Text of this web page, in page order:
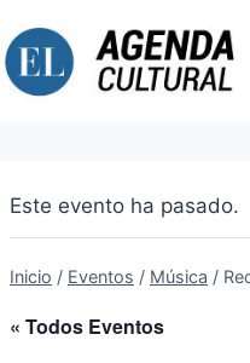
al
contenido
Este evento ha pasado.
Inicio / Eventos / Música /
« Todos Eventos